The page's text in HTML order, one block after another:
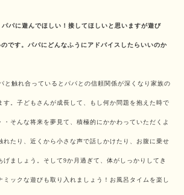
パに遊んでほしい！接してほしいと思いますが遊び
です。パパにどんなふうにアドバイスしたらいいのか
と触れ合っているとパパとの信頼関係が深くなり家族の
す。子どもさんが成長して、もし何か問題を抱えた時で
・そんな将来を夢見て、積極的にかかわっていただくよ
れたり、近くから小さな声で話しかけたり、お腹に乗せ
げましょう。そして9か月過ぎて、体がしっかりしてき
ミックな遊びも取り入れましょう！お風呂タイムを楽し